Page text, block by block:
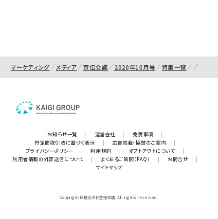
マーケティング メディア 宣伝会議 2020年10月号 特集一覧
お知らせ一覧 | 運営会社 | 免責事項
|
特定商取引法に基づく表示
| 広告掲載・協賛のご案内
|
プライバシーポリシー
| 利用規約 | オプトアウトについて
|
利用者情報の外部送信について
| よくあるご質問（FAQ） | お問合せ
|
サイトマップ
Copyright © 株式会社宣伝会議. All rights reserved.